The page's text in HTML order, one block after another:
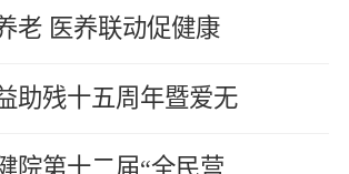
老 医养联动促健康
助残十五周年暨爱无
院第十二届“全民营